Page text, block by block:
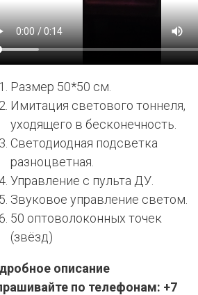
Размер 50*50 см.
Имитация светового тоннеля,
уходящего в бесконечность.
Светодиодная подсветка
разноцветная.
Управление с пульта ДУ.
Звуковое управление светом.
50 оптоволоконных точек
(звёзд)
описание
по телефонам: +7